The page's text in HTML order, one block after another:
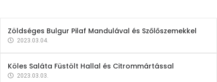
Zöldséges Bulgur Pilaf Mandulával és Szőlőszemekkel
2023.03.04.
Köles Saláta Füstölt Hallal és Citrommártással
2023.03.03.